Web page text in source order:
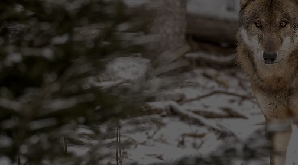
WASATCH Range 是位於美國西部的一座
冬天白雪皚皚的山峰、夏天綠意盎然的森
生態物種非常豐富，野生的犬、熊、鹿、狼、貓、鼠
BENEFIT 團隊堅持研發完整的狩獵營養
使用新鮮生肉、骨、內臟搭配原生穀物和超
滿足寵物祖先天性的原始狩獵需求。